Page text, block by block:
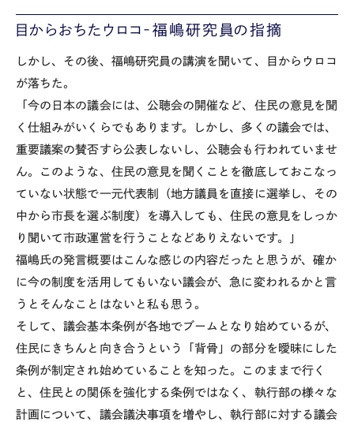
目からおちたウロコ‐福嶋研究員の指摘
しかし、その後、福嶋研究員の講演を聞いて、目からウロコ
が落ちた。
「今の日本の議会には、公聴会の開催など、住民の意見を聞
く仕組みがいくらでもあります。しかし、多くの議会では、
重要議案の賛否すら公表しないし、公聴会も行われていませ
ん。このような、住民の意見を聞くことを徹底しておこなっ
ていない状態で一元代表制（地方議員を直接に選挙し、その
中から市長を選ぶ制度）を導入しても、住民の意見をしっか
り聞いて市政運営を行うことなどありえないです。」
福嶋氏の発言概要はこんな感じの内容だったと思うが、確か
に今の制度を活用してもいない議会が、急に変われるかと言
うとそんなことはないと私も思う。
そして、議会基本条例が各地でブームとなり始めているが、
住民にきちんと向き合うという「背骨」の部分を曖昧にした
条例が制定され始めていることを知った。このままで行く
と、住民との関係を強化する条例ではなく、執行部の様々な
計画について、議会議決事項を増やし、執行部に対する議会